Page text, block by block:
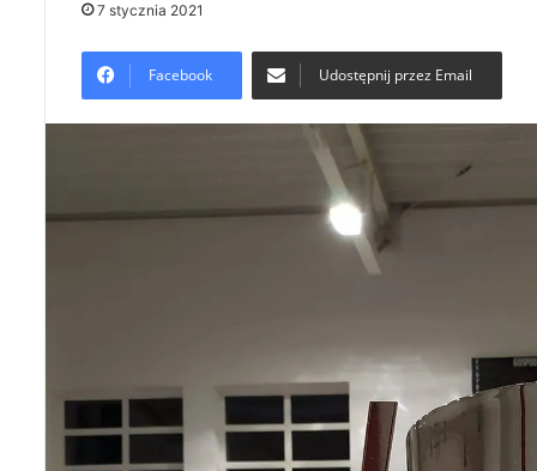
7 stycznia 2021
Facebook Udostępnij przez Email